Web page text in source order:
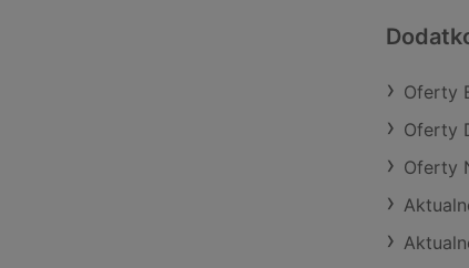
Oferty
Oferty
Oferty